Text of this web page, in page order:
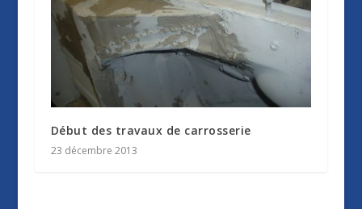
Début des travaux de carrosserie
23 décembre 2013